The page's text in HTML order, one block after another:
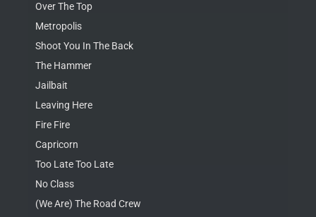
Over The Top
Metropolis
Shoot You In The Back
The Hammer
Jailbait
Leaving Here
Fire Fire
Capricorn
Too Late Too Late
No Class
(We Are) The Road Crew